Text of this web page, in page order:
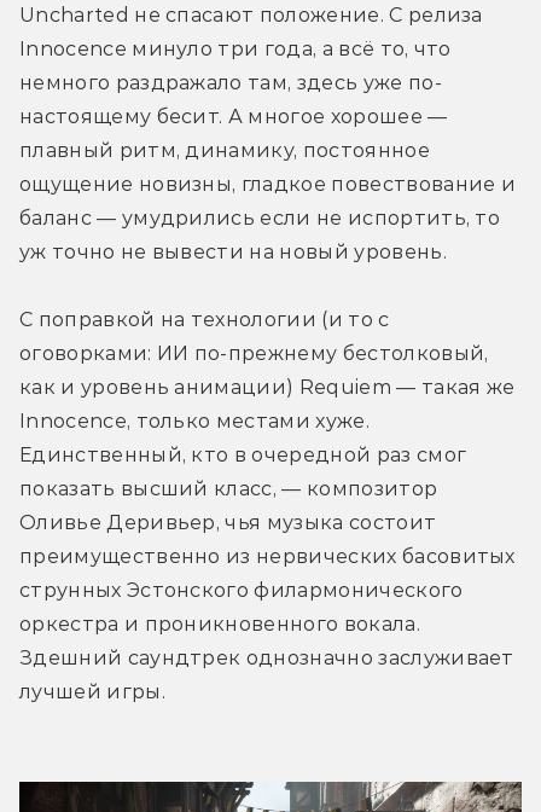
Uncharted не спасают положение. С релиза
Innocence минуло три года, а всё то, что
немного раздражало там, здесь уже по-
настоящему бесит. А многое хорошее —
плавный ритм, динамику, постоянное
ощущение новизны, гладкое повествование и
баланс — умудрились если не испортить, то
уж точно не вывести на новый уровень.
С поправкой на технологии (и то с
оговорками: ИИ по-прежнему бестолковый,
как и уровень анимации) Requiem — такая же
Innocence, только местами хуже.
Единственный, кто в очередной раз смог
показать высший класс, — композитор
Оливье Деривьер, чья музыка состоит
преимущественно из нервических басовитых
струнных Эстонского филармонического
оркестра и проникновенного вокала.
Здешний саундтрек однозначно заслуживает
лучшей игры.